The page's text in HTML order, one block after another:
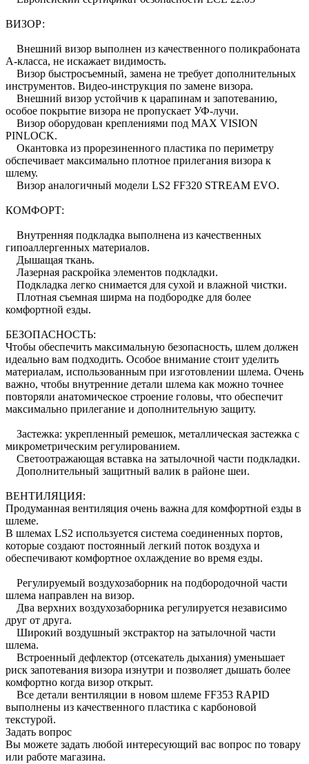
ВИЗОР:
Внешний визор выполнен из качественного поликрабоната
А-класса, не искажает видимость.
Визор быстросъемный, замена не требует дополнительных
инструментов. Видео-инструкция по замене визора.
Внешний визор устойчив к царапинам и запотеванию,
особое покрытие визора не пропускает УФ-лучи.
Визор оборудован креплениями под MAX VISION
PINLOCK.
Окантовка из прорезиненного пластика по периметру
обспечивает максимально плотное прилегания визора к
шлему.
Визор аналогичный модели LS2 FF320 STREAM EVO.
КОМФОРТ:
Внутренняя подкладка выполнена из качественных
гипоаллергенных материалов.
Дышащая ткань.
Лазерная раскройка элементов подкладки.
Подкладка легко снимается для сухой и влажной чистки.
Плотная съемная ширма на подбородке для более
комфортной езды.
БЕЗОПАСНОСТЬ:
Чтобы обеспечить максимальную безопасность, шлем должен
идеально вам подходить. Особое внимание стоит уделить
материалам, использованным при изготовлении шлема. Очень
важно, чтобы внутренние детали шлема как можно точнее
повторяли анатомическое строение головы, что обеспечит
максимально прилегание и дополнительную защиту.
Застежка: укрепленный ремешок, металлическая застежка с
микрометрическим регулированием.
Светоотражающая вставка на затылочной части подкладки.
Дополнительный защитный валик в районе шеи.
ВЕНТИЛЯЦИЯ:
Продуманная вентиляция очень важна для комфортной езды в
шлеме.
В шлемах LS2 используется система соединенных портов,
которые создают постоянный легкий поток воздуха и
обеспечивают комфортное охлаждение во время езды.
Регулируемый воздухозаборник на подбородочной части
шлема направлен на визор.
Два верхних воздухозаборника регулируется независимо
друг от друга.
Широкий воздушный экстрактор на затылочной части
шлема.
Встроенный дефлектор (отсекатель дыхания) уменьшает
риск запотевания визора изнутри и позволяет дышать более
комфортно когда визор открыт.
Все детали вентиляции в новом шлеме FF353 RAPID
выполнены из качественного пластика с карбоновой
текстурой.
Задать вопрос
Вы можете задать любой интересующий вас вопрос по товару
или работе магазина.